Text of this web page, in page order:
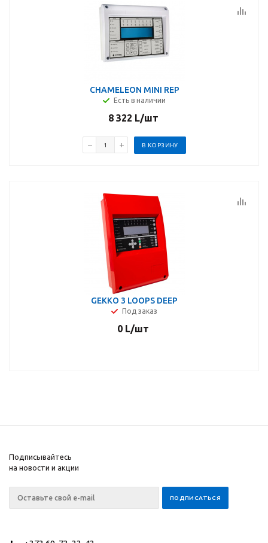
CHAMELEON MINI REP
Есть в наличии
8 322 L/шт
В КОРЗИНУ
GEKKO 3 LOOPS DEEP
Под заказ
0 L/шт
Подписывайтесь
на новости и акции